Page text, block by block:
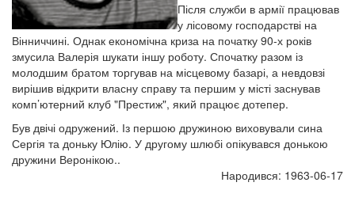
Після служби в армії працював
у лісовому господарстві на
Вінниччині. Однак економічна криза на початку 90-х років
змусила Валерія шукати іншу роботу. Спочатку разом із
молодшим братом торгував на місцевому базарі, а невдовзі
вирішив відкрити власну справу та першим у місті заснував
комп’ютерний клуб "Престиж", який працює дотепер.
Був двічі одружений. Із першою дружиною виховували сина
Сергія та доньку Юлію. У другому шлюбі опікувався донькою
дружини Веронікою..
Народився: 1963-06-17